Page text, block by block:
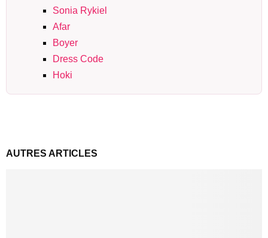
Sonia Rykiel
Afar
Boyer
Dress Code
Hoki
AUTRES ARTICLES